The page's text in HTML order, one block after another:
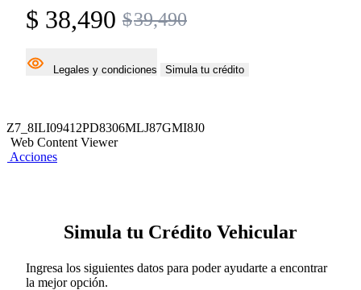
$ 38,490 $39,490
Legales y condiciones Simula tu crédito
Z7_8ILI09412PD8306MLJ87GMI8J0
Web Content Viewer
Acciones
Simula tu Crédito Vehicular
Ingresa los siguientes datos para poder ayudarte a encontrar
la mejor opción.